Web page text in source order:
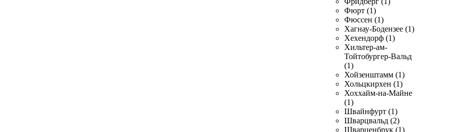
Фюрт (1)
Фюссен (1)
Хагнау-Бодензее (1)
Хехендорф (1)
Хильтер-ам-
Тойтобургер-Вальд
(1)
Хойзенштамм (1)
Хольцкирхен (1)
Хоххайм-на-Майне
(1)
Швайнфурт (1)
Шварцвальд (2)
Шварценбрук (1)